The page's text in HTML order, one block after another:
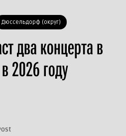
Дюссельдорф (округ)
два концерта в
2026 году